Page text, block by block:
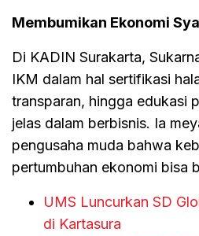
Membumikan Ekonomi
Di KADIN Surakarta,
IKM dalam hal sertifikasi
transparan, hingga edukasi
jelas dalam berbisnis. Ia
pengusaha muda bahwa
pertumbuhan ekonomi bisa
UMS Luncurkan SD
di Kartasura